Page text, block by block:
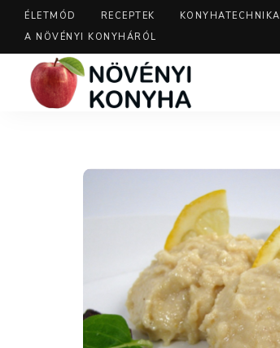
ÉLETMÓD RECEPTEK KONYHATECHNIKA
A NÖVÉNYI KONYHÁRÓL